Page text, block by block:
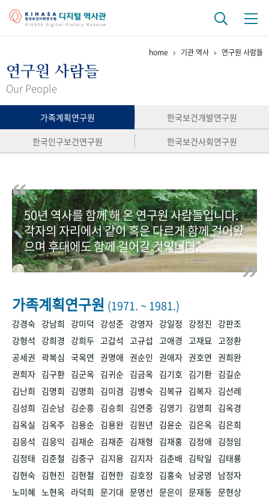
걸어온 길 기관 변천사
연구 역사
정책과 연구 키워드로 보는 연구 역사
연구자들
간행물 변천사
기록물 아카이브
사진 아카이브 문서 기록물 행정박물 영상 기록물
50+1주년 기념
+1
VR 역사관
home 기관 역사 연구원 사람들
연구원 사람들
Our People
가족계획연구원
한국보건개발연구원
한국인구보건연구원
한국보건사회연구원
50년 역사를 함께 해 온 연구원 사람들입니다.
각자의 자리에서 같이 혹은 다르게 함께 걸어왔
으며 후대에도 함께 걸어갈 것입니다.
가족계획연구원 (1971. ~ 1981.)
강경숙 강남희 강미덕 강성준 강영자 강일정 강정진
강판조
강형석
강희경 강희두 고갑석 고규섭 고애경 고재묘 고정환
공세권 곽복심 국옥연 권명애 권순인 권애자 권호연 권희완
권희자 김구환 김군옥 김귀순 김금옥 김기호 김기환 김길순
김난희
김명희 김명희 김미겸 김병숙 김복규 김복자 김선례
김성희
김순남 김순흥 김승희 김연중 김영기 김영희
김옥경
김옥실
김옥주 김용순 김용완 김원년 김윤순 김은옥 김은희
김응석
김응익 김재순 김재준 김재형 김재홍 김정애 김정임
김정태 김준철 김중구 김지용 김지자 김춘배 김탁일
김태룡
김현숙 김현진 김현철 김현한 김호정 김홍숙 남궁영
남정자
노미혜 노현옥 라덕희 문기대 문명선 문은이 문재동 문현상